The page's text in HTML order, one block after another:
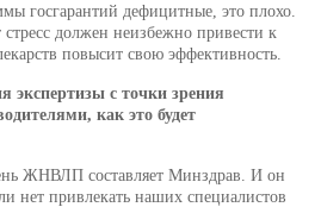
госгарантий дефицитные, это плохо.
должен неизбежно привести к
повысит свою эффективность.
экспертизы с точки зрения
как это будет
ЖНВЛП составляет Минздрав. И он
нет привлекать наших специалистов